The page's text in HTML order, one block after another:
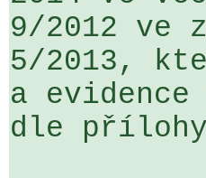
9/2012 ve
5/2013,
a
dle